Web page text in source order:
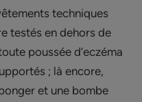
techniques
testés en dehors de
poussée d’eczéma
; là encore,
et une bombe